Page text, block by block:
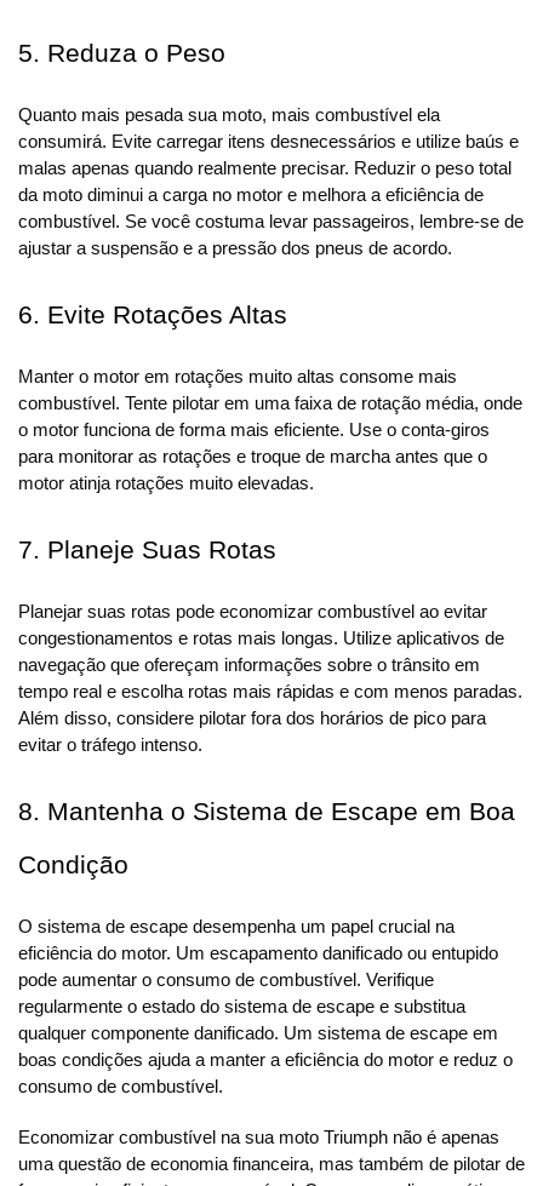
5. Reduza o Peso
Quanto mais pesada sua moto, mais combustível ela
consumirá. Evite carregar itens desnecessários e utilize baús e
malas apenas quando realmente precisar. Reduzir o peso total
da moto diminui a carga no motor e melhora a eficiência de
combustível. Se você costuma levar passageiros, lembre-se de
ajustar a suspensão e a pressão dos pneus de acordo.
6. Evite Rotações Altas
Manter o motor em rotações muito altas consome mais
combustível. Tente pilotar em uma faixa de rotação média, onde
o motor funciona de forma mais eficiente. Use o conta-giros
para monitorar as rotações e troque de marcha antes que o
motor atinja rotações muito elevadas.
7. Planeje Suas Rotas
Planejar suas rotas pode economizar combustível ao evitar
congestionamentos e rotas mais longas. Utilize aplicativos de
navegação que ofereçam informações sobre o trânsito em
tempo real e escolha rotas mais rápidas e com menos paradas.
Além disso, considere pilotar fora dos horários de pico para
evitar o tráfego intenso.
8. Mantenha o Sistema de Escape em Boa
Condição
O sistema de escape desempenha um papel crucial na
eficiência do motor. Um escapamento danificado ou entupido
pode aumentar o consumo de combustível. Verifique
regularmente o estado do sistema de escape e substitua
qualquer componente danificado. Um sistema de escape em
boas condições ajuda a manter a eficiência do motor e reduz o
consumo de combustível.
Economizar combustível na sua moto Triumph não é apenas
uma questão de economia financeira, mas também de pilotar de